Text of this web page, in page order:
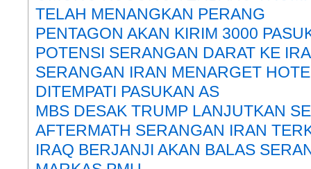
TELAH MENANGKAN PERANG
PENTAGON AKAN KIRIM 3000
POTENSI SERANGAN DARAT KE
SERANGAN IRAN MENARGET
DITEMPATI PASUKAN AS
MBS DESAK TRUMP LANJUTKAN
AFTERMATH SERANGAN IRAN
IRAQ BERJANJI AKAN BALAS